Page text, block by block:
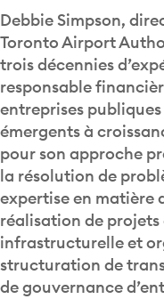
Debbie Simpson,
Toronto Airport
trois décennies
responsable
entreprises
émergents à
pour son approche
la résolution de
expertise en matière
réalisation de
infrastructurelle et
structuration de
de gouvernance